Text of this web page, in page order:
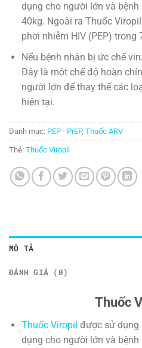
dụng cho người lớn và
40kg. Ngoài ra Thuốc
phơi nhiễm HIV (PEP) trong
Nếu bệnh nhân bị ức chế
Đây là một chế độ hoàn
người lớn để thay thế các
hiện tại.
Danh mục: PEP - PrEP, Thuốc ARV
Thẻ: Thuốc Viropil
MÔ TẢ
ĐÁNH GIÁ (0)
Thuốc
Thuốc Viropil được sử dụng
dụng cho người lớn và